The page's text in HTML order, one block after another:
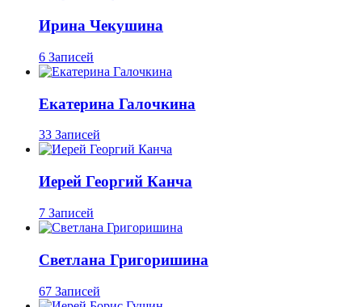
Ирина Чекушина
6 Записей
Екатерина Галочкина
33 Записей
Иерей Георгий Канча
7 Записей
Светлана Григоришина
67 Записей